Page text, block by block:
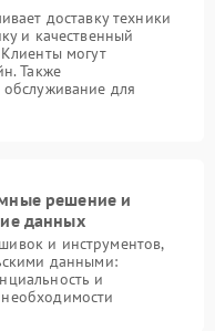
доставку техники
и качественный
могут
Также
обслуживание для
решение и
данных
и инструментов,
данными:
и